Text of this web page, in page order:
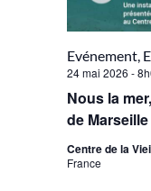
24 mai 2026 -
Nous la
de Marseille
Evénement,
Centre de la
France